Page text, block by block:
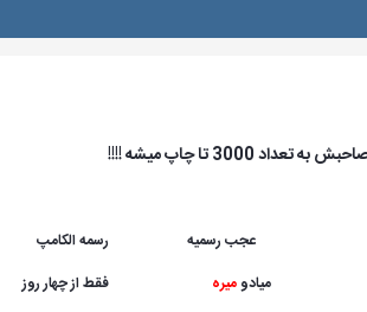
تا چاپ میشه !!!!
عجب رسمیه
رسمه الکامپ
میادو میره
فقط از چهار روز